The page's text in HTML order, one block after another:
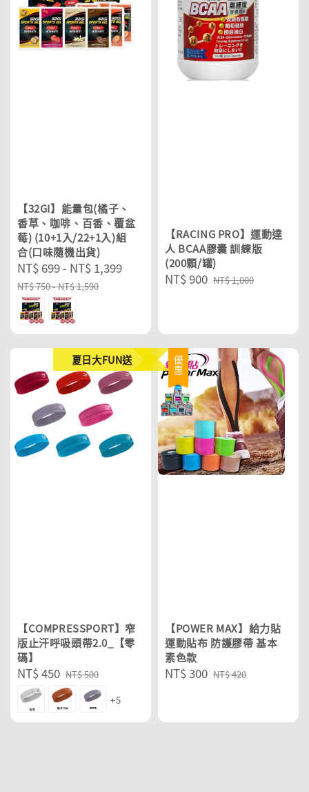
【32GI】能量包(橘子、
香草、咖啡、百香、覆盆
莓) (10+1入/22+1入)組
合(口味隨機出貨)
Sale
price
NT$ 699- NT$ 1,399
Regular
NT$ 750-NT$ 1,590
【RACING PRO】運動達
人 BCAA膠囊 訓練版
(200顆/罐)
Sale
NT$ 900 Regular
NT$ 1,000
夏日大FUN送
【COMPRESSPORT】窄
版止汗呼吸頭帶2.0_【零
碼】
Sale
price
NT$ 450 Regular
price
NT$ 500
+5
優惠
【POWER MAX】給力貼
運動貼布 防護膠帶 基本
素色款
Sale
NT$ 300 Regular
NT$ 420